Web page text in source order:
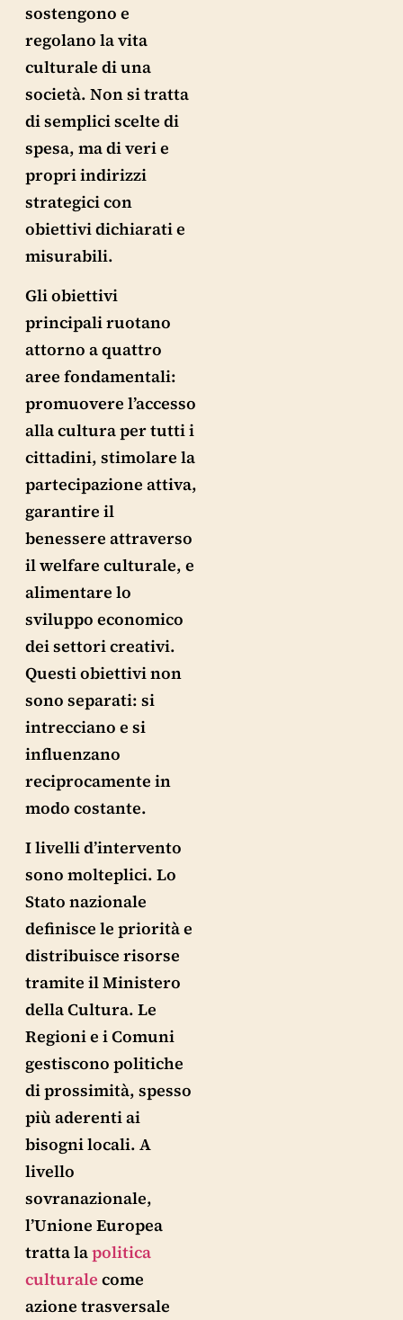
sostengono e
regolano la vita
culturale di una
società. Non si tratta
di semplici scelte di
spesa, ma di veri e
propri indirizzi
strategici con
obiettivi dichiarati e
misurabili.
Gli obiettivi
principali ruotano
attorno a quattro
aree fondamentali:
promuovere l’accesso
alla cultura per tutti i
cittadini, stimolare la
partecipazione attiva,
garantire il
benessere attraverso
il welfare culturale, e
alimentare lo
sviluppo economico
dei settori creativi.
Questi obiettivi non
sono separati: si
intrecciano e si
influenzano
reciprocamente in
modo costante.
I livelli d’intervento
sono molteplici. Lo
Stato nazionale
definisce le priorità e
distribuisce risorse
tramite il Ministero
della Cultura. Le
Regioni e i Comuni
gestiscono politiche
di prossimità, spesso
più aderenti ai
bisogni locali. A
livello
sovranazionale,
l’Unione Europea
tratta lapolitica
culturale come
azione trasversale